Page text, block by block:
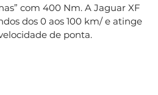
com 400 Nm. A Jaguar XF
dos 0 aos 100 km/ e atinge
de ponta.